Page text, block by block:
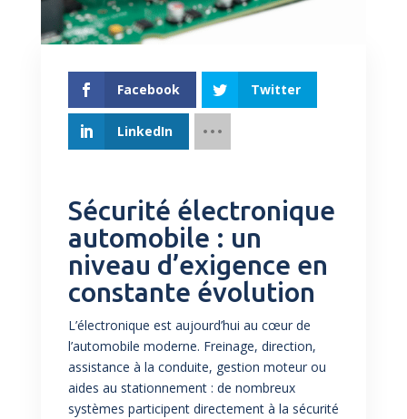
Facebook Twitter
LinkedIn
Sécurité électronique
automobile : un
niveau d’exigence en
constante évolution
L’électronique est aujourd’hui au cœur de
l’automobile moderne. Freinage, direction,
assistance à la conduite, gestion moteur ou
aides au stationnement : de nombreux
systèmes participent directement à la sécurité